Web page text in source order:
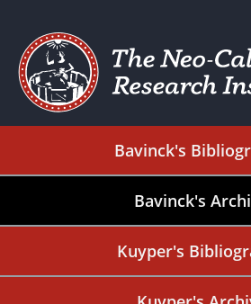
Bavinck's
Bavinck's
Kuyper's